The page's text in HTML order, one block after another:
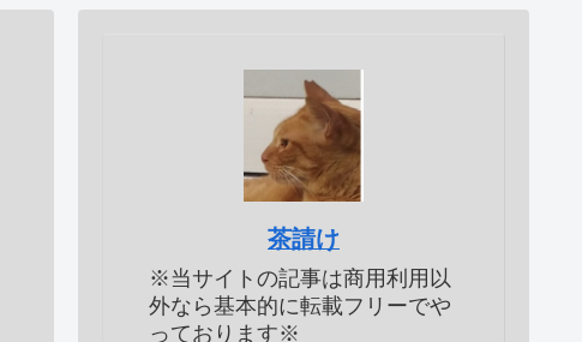
茶請け
※当サイトの記事は商用利用以
外なら基本的に転載フリーでや
っております※